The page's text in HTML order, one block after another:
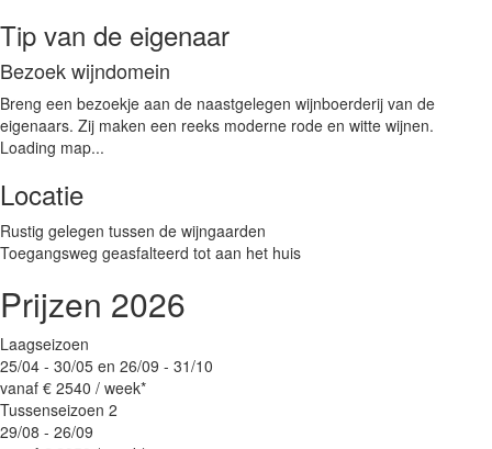
Tip van de eigenaar
Bezoek wijndomein
Breng een bezoekje aan de naastgelegen wijnboerderij van de
eigenaars. Zij maken een reeks moderne rode en witte wijnen.
Loading map...
Locatie
Rustig gelegen tussen de wijngaarden
Toegangsweg geasfalteerd tot aan het huis
Prijzen 2026
Laagseizoen
25/04 - 30/05 en 26/09 - 31/10
vanaf € 2540 / week*
Tussenseizoen 2
29/08 - 26/09